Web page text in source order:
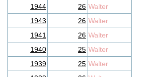
1944
26 Walter
1943
26 Walter
1941
26 Walter
1940
25 Walter
1939
25 Walter